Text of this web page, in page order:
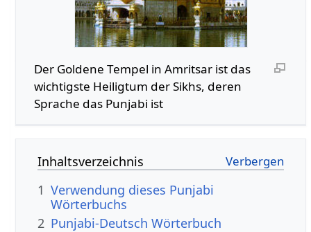
Der Goldene Tempel in Amritsar ist das
wichtigste Heiligtum der Sikhs, deren
Sprache das Punjabi ist
Inhaltsverzeichnis
1 Verwendung dieses Punjabi
Wörterbuchs
2 Punjabi-Deutsch Wörterbuch